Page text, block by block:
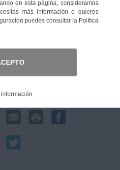
Compartir: